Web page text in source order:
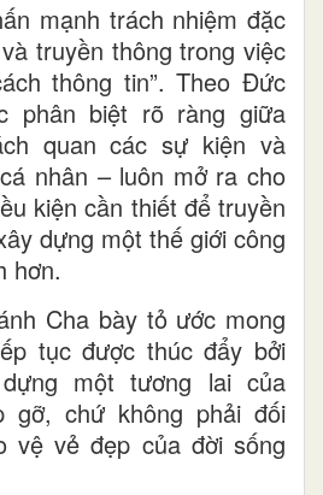
mạnh trách nhiệm đặc
truyền thông trong việc
thông tin”. Theo Đức
phân biệt rõ ràng giữa
quan các sự kiện và
nhân – luôn mở ra cho
kiện cần thiết để truyền
dựng một thế giới công
hơn.
Cha bày tỏ ước mong
tục được thúc đẩy bởi
một tương lai của
gỡ, chứ không phải đối
vệ vẻ đẹp của đời sống